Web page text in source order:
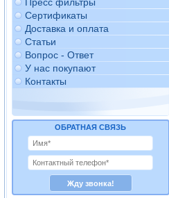
Сертификаты
Доставка и оплата
Статьи
Вопрос - Ответ
У нас покупают
Контакты
ОБРАТНАЯ СВЯЗЬ